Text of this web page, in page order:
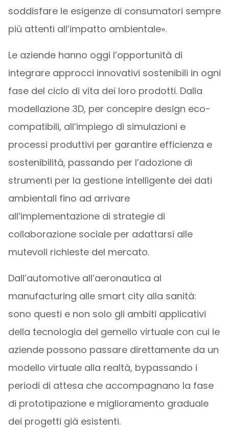
soddisfare le esigenze di consumatori sempre
più attenti all’impatto ambientale».
Le aziende hanno oggi l’opportunità di
integrare approcci innovativi sostenibili in ogni
fase del ciclo di vita dei loro prodotti. Dalla
modellazione 3D, per concepire design eco-
compatibili, all’impiego di simulazioni e
processi produttivi per garantire efficienza e
sostenibilità, passando per l’adozione di
strumenti per la gestione intelligente dei dati
ambientali fino ad arrivare
all’implementazione di strategie di
collaborazione sociale per adattarsi alle
mutevoli richieste del mercato.
Dall’automotive all’aeronautica al
manufacturing alle smart city alla sanità:
sono questi e non solo gli ambiti applicativi
della tecnologia del gemello virtuale con cui le
aziende possono passare direttamente da un
modello virtuale alla realtà, bypassando i
periodi di attesa che accompagnano la fase
di prototipazione e miglioramento graduale
dei progetti già esistenti.